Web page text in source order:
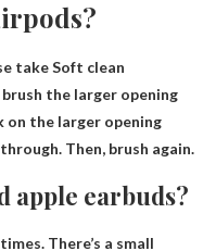
takeSoft clean
the larger opening
on the larger opening
Then, brush again.
apple earbuds?
There’s a small